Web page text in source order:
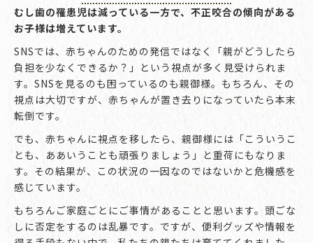
むし歯の罹患児は減っている一方で、不正咬合の傾向がある
お子様は増えています。
SNSでは、赤ちゃんのための発信ではなく「親がどうしたら
負担を少なくできるか？」という視点が多く見受けられま
す。SNSを見るのも困っているのも親御様。もちろん、その
視点は大切ですが、赤ちゃんが置き去りになっていたら本末
転倒です。
でも、赤ちゃんに視点を移したら、親御様には「こういうこ
とも、ああいうことも頑張りましょう」と重荷にもなりま
す。その結果が、この状況の一因なのではないかと危機感を
感じています。
もちろんご家庭ごとにご事情があることと思います。頭ごな
しに否定をするのは乱暴です。ですが、便利グッズや情報を